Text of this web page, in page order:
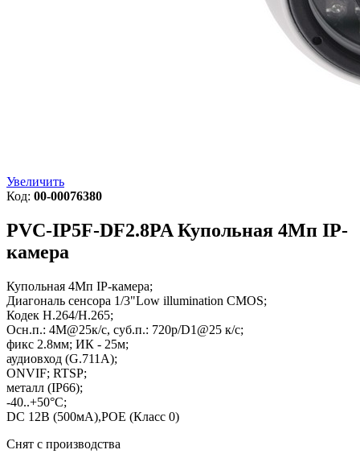
Увеличить
Код: 00-00076380
PVC-IP5F-DF2.8PA Купольная 4Мп IP-
камера
Купольная 4Mп IP-камера;
Диагональ сенсора 1/3"Low illumination CMOS;
Кодек H.264/H.265;
Осн.п.: 4M@25к/с, суб.п.: 720p/D1@25 к/с;
фикс 2.8мм; ИК - 25м;
аудиовход (G.711A);
ONVIF; RTSP;
металл (IP66);
-40..+50°C;
DC 12В (500мА),POE (Класс 0)
Снят с производства